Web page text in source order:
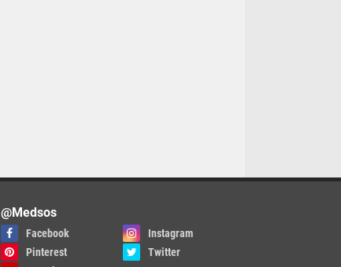
@Medsos
Facebook
Instagram
Pinterest
Twitter